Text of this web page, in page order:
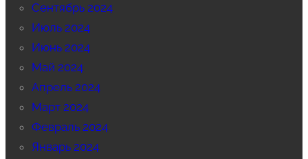
Сентябрь 2024
Июль 2024
Июнь 2024
Май 2024
Апрель 2024
Март 2024
Февраль 2024
Январь 2024